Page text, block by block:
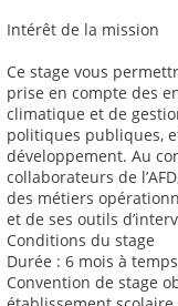
Intérêt de la mission
Ce stage vous
prise en compte des
climatique et de
politiques publiques,
développement. Au
collaborateurs de
des métiers
et de ses outils
Conditions du stage
Durée : 6 mois à
Convention de stage